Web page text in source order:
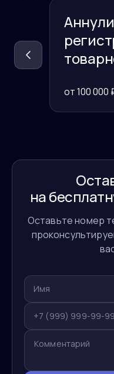
от100 000
на
Оставьте номер